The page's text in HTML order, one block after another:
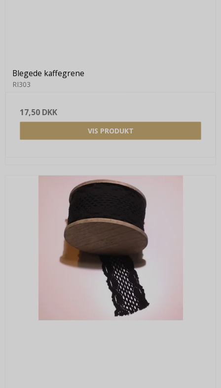
Blegede kaffegrene
RI303
17,50 DKK
VIS PRODUKT